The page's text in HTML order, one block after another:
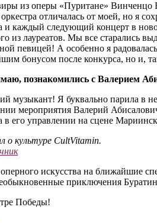
из оперы «Пуритане» Винченцо
отличалась от моей, но я
и каждый следующий концерт в
из лауреатов. Мы все старались
певицей! А особенно я
бонусом после конкурса, но и,
познакомились с Валерием
музыкант! Я буквально парила в
мероприятия Валерий
в его управлении на сцене
о культуре CultVitamin.
искусства на ближайшие
приключения
Победы!